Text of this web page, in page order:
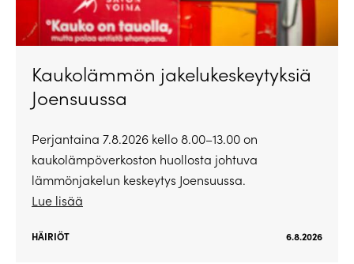
Kaukolämmön jakelukeskeytyksiä
Joensuussa
Perjantaina 7.8.2026 kello 8.00–13.00 on
kaukolämpöverkoston huollosta johtuva
lämmönjakelun keskeytys Joensuussa.
Lue lisää
HÄIRIÖT 6.8.2026